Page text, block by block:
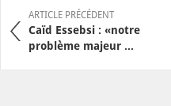
ARTICLE PRÉCÉDENT
Caïd Essebsi : «notre
problème majeur ...